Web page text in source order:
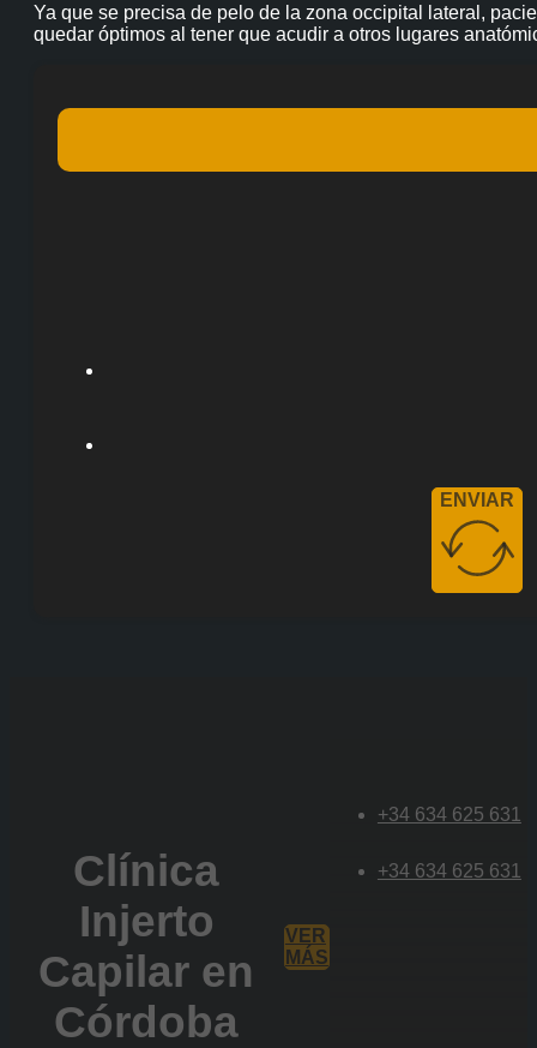
Ya que se precisa de pelo de la zona occipital lateral,
quedar óptimos al tener que acudir a otros lugares
ENVIAR
Clínica
Injerto
Capilar en
Córdoba
VER
MÁS
+34 634 625 631
+34 634 625 631